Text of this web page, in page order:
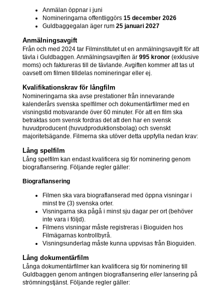
Anmälan öppnar i juni
Nomineringarna offentliggörs 15 december 2026
Guldbaggegalan äger rum 25 januari 2027
Anmälningsavgift
Från och med 2024 tar Filminstitutet ut en anmälningsavgift för att
tävla i Guldbaggen. Anmälningsavgiften är 995 kronor(exklusive
moms) och faktureras till de tävlande. Avgiften kommer att tas ut
oavsett om filmen tilldelas nomineringar eller ej.
Kvalifikationskrav för långfilm
Nomineringarna ska avse prestationer från innevarande
kalenderårs svenska spelfilmer och dokumentärfilmer med en
visningstid motsvarande över 60 minuter. För att en film ska
betraktas som svensk fordras det att den har en svensk
huvudproducent (huvudproduktionsbolag) och svenskt
majoritetsägande. Filmerna ska utöver detta uppfylla nedan krav:
Lång spelfilm
Lång spelfilm kan endast kvalificera sig för nominering genom
biograflansering. Följande regler gäller:
Biograflansering
Filmen ska vara biograflanserad med öppna visningar i
minst tre (3) svenska orter.
Visningarna ska pågå i minst sju dagar per ort (behöver
inte vara i följd).
Filmens visningar måste registreras i Bioguiden hos
Filmägarnas kontrollbyrå.
Visningsunderlag måste kunna uppvisas från Bioguiden.
Lång dokumentärfilm
Långa dokumentärfilmer kan kvalificera sig för nominering till
Guldbaggen genom antingen biograflansering ellerlansering på
strömningstjänst. Följande regler gäller: